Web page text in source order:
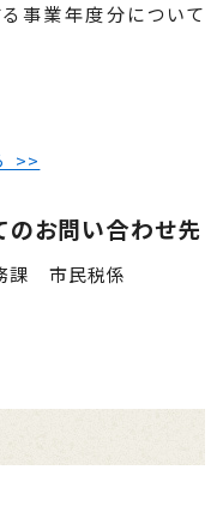
事業年度分について
>>
お問い合わせ先
課 市民税係